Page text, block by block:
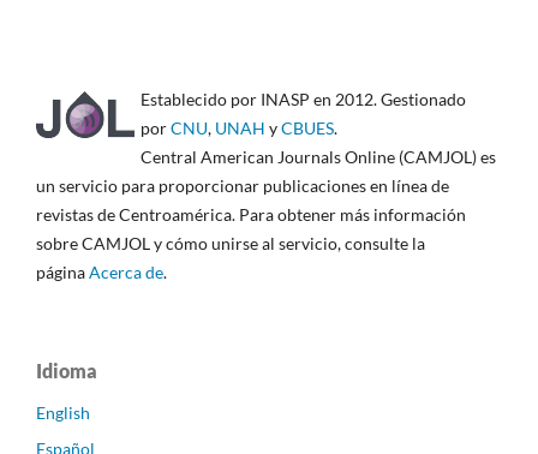
Establecido por INASP en 2012. Gestionado
porCNU, UNAH yCBUES.
Central American Journals Online (CAMJOL) es
un servicio para proporcionar publicaciones en línea de
revistas de Centroamérica. Para obtener más información
sobre CAMJOL y cómo unirse al servicio, consulte la
páginaAcerca de.
Idioma
English
Español